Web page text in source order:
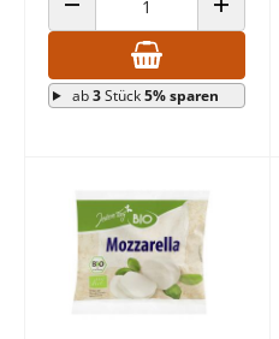
ANZAHL VERRINGERN ANZAHL
ab3Stück5% sparen